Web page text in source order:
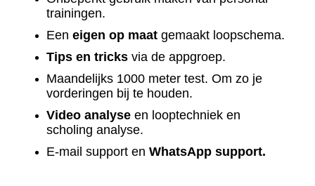
trainingen.
Een eigen op maat gemaakt loopschema.
Tips en tricks via de appgroep.
Maandelijks 1000 meter test. Om zo je
vorderingen bij te houden.
Video analyse en looptechniek en
scholing analyse.
E-mail support en WhatsApp support.